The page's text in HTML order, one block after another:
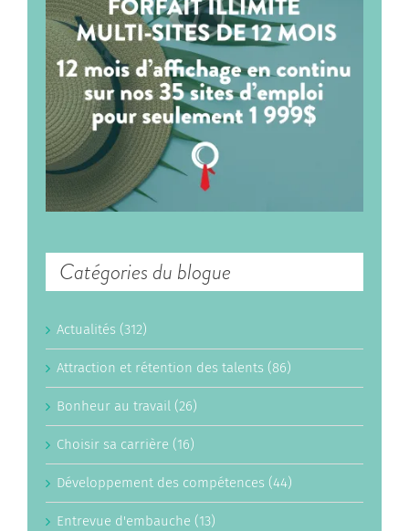
Catégories du blogue
Actualités (312)
Attraction et rétention des talents (86)
Bonheur au travail (26)
Choisir sa carrière (16)
Développement des compétences (44)
Entrevue d'embauche (13)